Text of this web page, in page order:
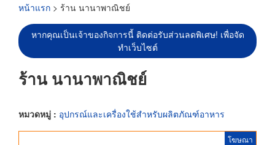
หน้าแรก > ร้าน นานาพาณิชย์
หากคุณเป็นเจ้าของกิจการนี้ ติดต่อรับส่วนลดพิเศษ! เพื่อจัด
ทำเว็บไซต์
ร้าน นานาพาณิชย์
หมวดหมู่ : อุปกรณ์และเครื่องใช้สำหรับผลิตภัณฑ์อาหาร
โฆษณา